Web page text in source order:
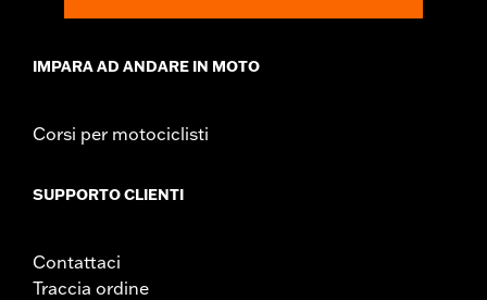
IMPARA AD ANDARE IN MOTO
Corsi per motociclisti
SUPPORTO CLIENTI
Contattaci
Traccia ordine